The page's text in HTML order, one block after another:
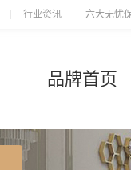
行业资讯 六大无忧
品牌首页